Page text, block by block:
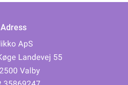
Adress